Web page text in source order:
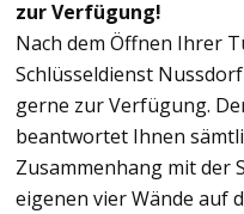
zur Verfügung!
Nach dem Öffnen Ihrer
Schlüsseldienst
gerne zur Verfügung.
beantwortet Ihnen
Zusammenhang mit der
eigenen vier Wände auf